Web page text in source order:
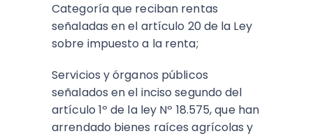
Categoría que reciban rentas
señaladas en el artículo 20 de la Ley
sobre impuesto a la renta;
Servicios y órganos públicos
señalados en el inciso segundo del
artículo 1º de la ley Nº 18.575, que han
arrendado bienes raíces agrícolas y